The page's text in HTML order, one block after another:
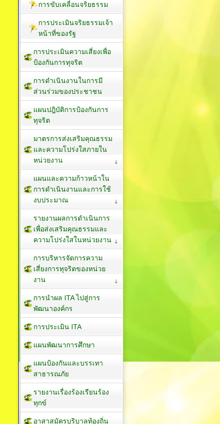
การขับเคลื่อนจริยธรรม
การประเมินจริยธรรมเจ้า
หน้าที่ของรัฐ
การประเมินความเสี่ยงเพื่อ
ป้องกันการทุจริต
การดำเนินงานในการมี
ส่วนร่วมของประชาชน
แผนปฎิบัติการป้องกันการ
ทุจริต
มาตรการส่งเสริมคุณธรรม
และความโปร่งใสภายใน
หน่วยงาน
แผนและความก้าวหน้าใน
การดำเนินงานและการใช้
งบประมาณ
รายงานผลการดำเนินการ
เพื่อส่งเสริมคุณธรรมและ
ความโปร่งใสในหน่วยงาน
การบริหารจัดการความ
เสี่ยงการทุจริตของหน่วย
งาน
การนำผล ITA ไปสู่การ
พัฒนาองค์กร
การประเมิน ITA
แผนพัฒนาการศึกษา
แผนป้องกันและบรรเทา
สาธารณภัย
รายงานเรื่องร้องเรียนร้อง
ทุกข์
อาสาสมัครบริบาลท้องถิ่น